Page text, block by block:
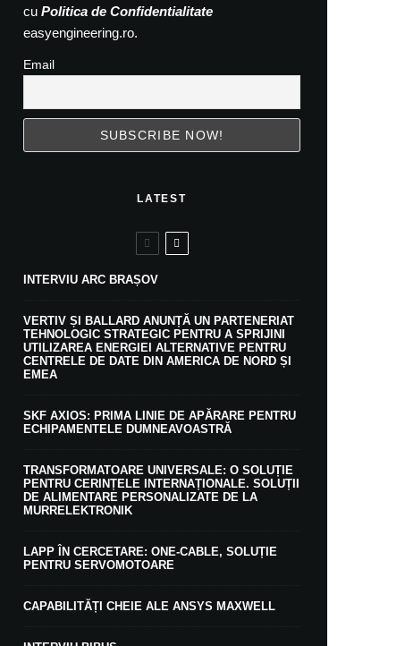
cu Politica de Confidentialitate
easyengineering.ro.
Email
LATEST
INTERVIU ARC BRAȘOV
VERTIV ȘI BALLARD ANUNȚĂ UN PARTENERIAT
TEHNOLOGIC STRATEGIC PENTRU A SPRIJINI
UTILIZAREA ENERGIEI ALTERNATIVE PENTRU
CENTRELE DE DATE DIN AMERICA DE NORD ȘI
EMEA
SKF AXIOS: PRIMA LINIE DE APĂRARE PENTRU
ECHIPAMENTELE DUMNEAVOASTRĂ
TRANSFORMATOARE UNIVERSALE: O SOLUȚIE
PENTRU CERINȚELE INTERNAȚIONALE. SOLUȚII
DE ALIMENTARE PERSONALIZATE DE LA
MURRELEKTRONIK
LAPP ÎN CERCETARE: ONE-CABLE, SOLUȚIE
PENTRU SERVOMOTOARE
CAPABILITĂȚI CHEIE ALE ANSYS MAXWELL